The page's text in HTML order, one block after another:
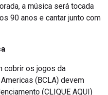
a música será tocada
90 anos e cantar junto com
cobrir os jogos da
(BCLA) devem
(CLIQUE AQUI)